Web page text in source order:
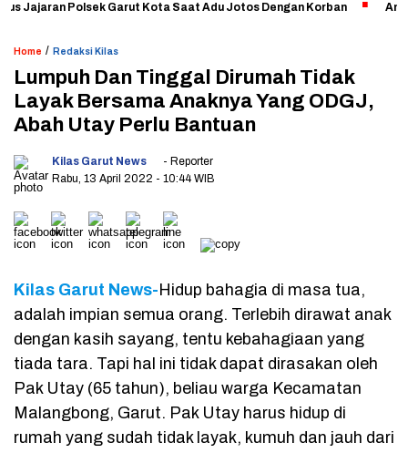
Polsek Garut Kota Saat Adu Jotos Dengan Korban Aman dan
Home / Redaksi Kilas
Lumpuh Dan Tinggal Dirumah Tidak
Layak Bersama Anaknya Yang ODGJ,
Abah Utay Perlu Bantuan
Kilas Garut News
- Reporter
Rabu, 13 April 2022 - 10:44 WIB
Kilas Garut News- Hidup bahagia di masa tua,
adalah impian semua orang. Terlebih dirawat anak
dengan kasih sayang, tentu kebahagiaan yang
tiada tara. Tapi hal ini tidak dapat dirasakan oleh
Pak Utay (65 tahun), beliau warga Kecamatan
Malangbong, Garut. Pak Utay harus hidup di
rumah yang sudah tidak layak, kumuh dan jauh dari